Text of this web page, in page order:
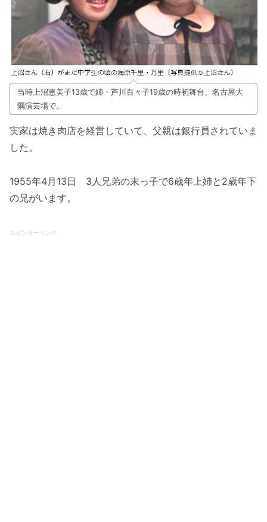
当時上沼恵美子13歳で姉・芦川百々子19歳の時初舞台、名古屋大
隅演芸場で。
実家は焼き肉店を経営していて、父親は銀行員されていま
した。
1955年4月13日 3人兄弟の末っ子で6歳年上姉と2歳年下
の兄がいます。
スポンサーリンク